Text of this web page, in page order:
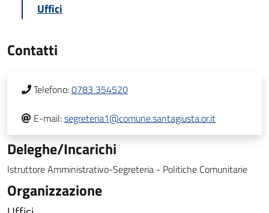
Uffici
Contatti
Telefono:0783 354520
E-mail:segreteria1@comune.santagiusta.or.it
Deleghe/Incarichi
Istruttore Amministrativo-Segreteria - Politiche Comunitarie
Organizzazione